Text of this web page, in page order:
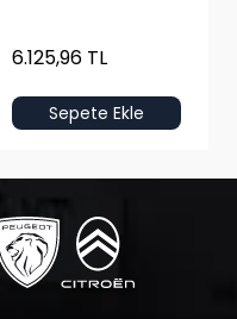
6.125,96 TL
Sepete Ekle